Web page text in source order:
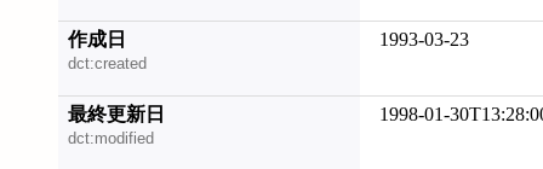
作成日
dct:created
1993-03-23
最終更新日
dct:modified
1998-01-